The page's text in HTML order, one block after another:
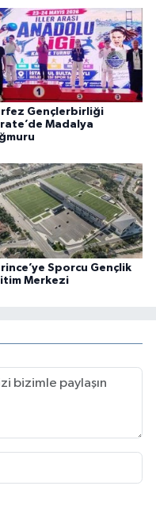
Gençlerbirliği
Madalya
Sporcu Gençlik
Merkezi